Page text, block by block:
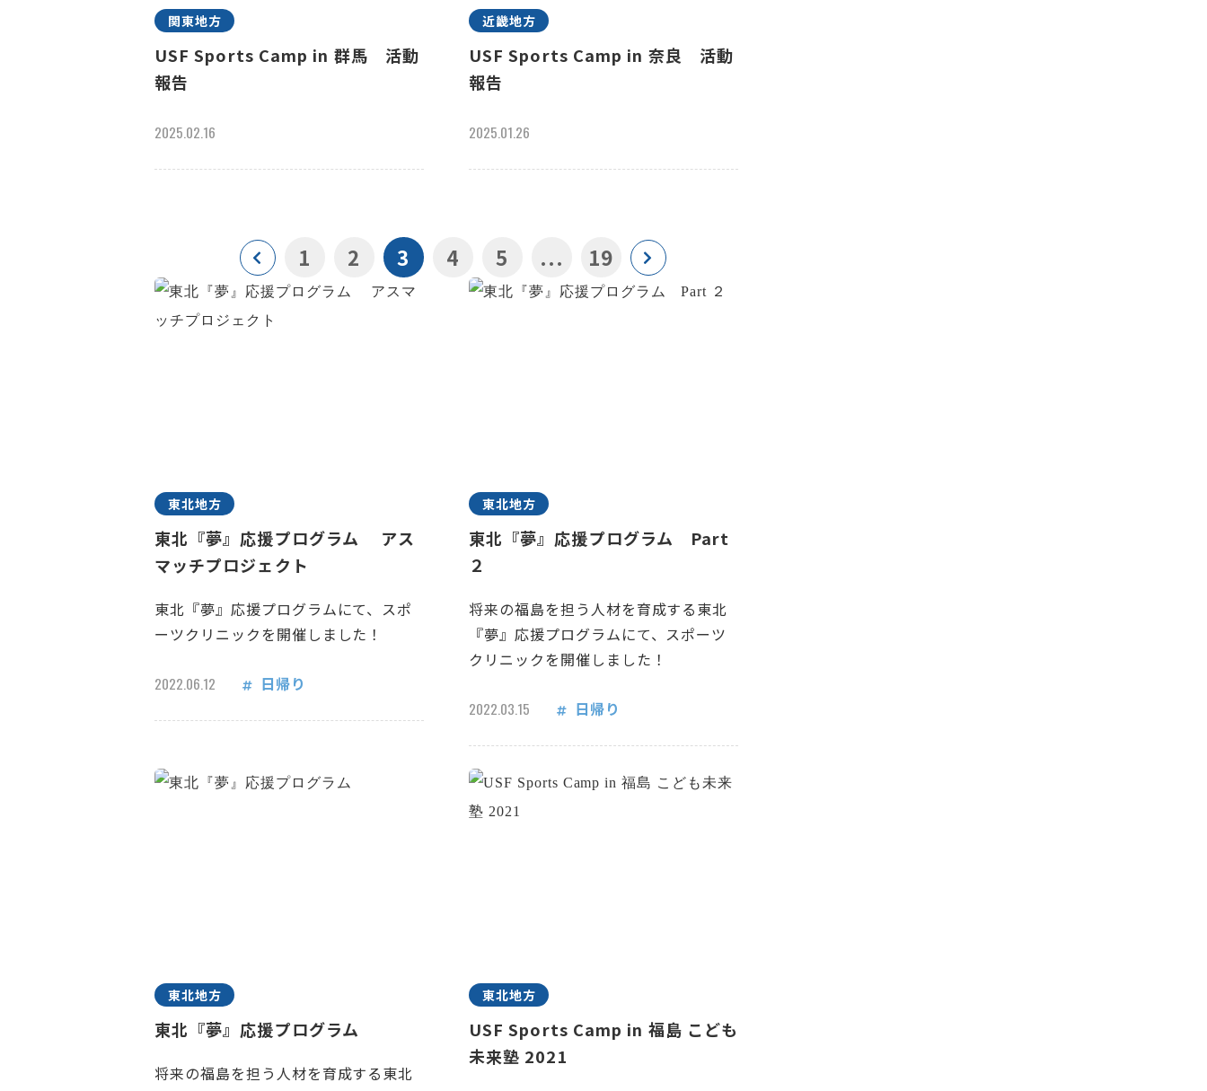
関東地方
USF Sports Camp in 群馬 活動
報告
2025.02.16
近畿地方
USF Sports Camp in 奈良 活動
報告
2025.01.26
1 2 3 4 5 ... 19
東北地方
東北『夢』応援プログラム アス
マッチプロジェクト
東北『夢』応援プログラムにて、スポ
ーツクリニックを開催しました！
2022.06.12 日帰り
東北地方
東北『夢』応援プログラム Part
２
将来の福島を担う人材を育成する東北
『夢』応援プログラムにて、スポーツ
クリニックを開催しました！
2022.03.15 日帰り
東北地方
東北『夢』応援プログラム
将来の福島を担う人材を育成する東北
東北地方
USF Sports Camp in 福島 こども
未来塾 2021